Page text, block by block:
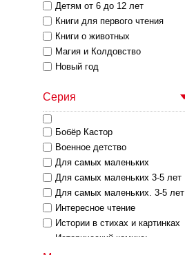
Детям от 6 до 12 лет
Книги для первого чтения
Книги о животных
Магия и Колдовство
Новый год
Приключения
Развивающие книги и пособия
Разделы
Сказки
Стихи
Тонкие Книги
Энциклопедии
Серия
Бобёр Кастор
Военное детство
Для самых маленьких
Для самых маленьких 3-5 лет
Для самых маленьких. 3-5 лет
Интересное чтение
Истории в стихах и картинках
Исторический комикс: